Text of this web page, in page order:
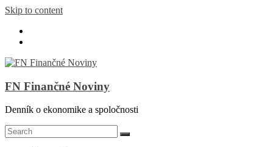
Skip to content
FN Finančné Noviny
Denník o ekonomike a spoločnosti